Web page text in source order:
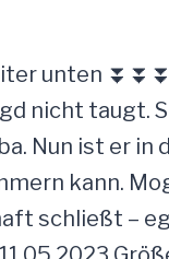
unten
nicht taugt.
Nun ist er in
kann.
schließt –